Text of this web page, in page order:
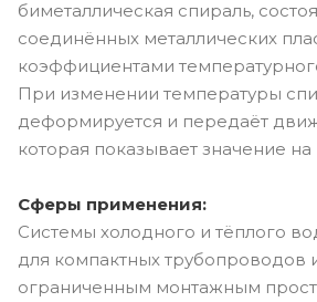
биметаллическая спираль,
соединённых металлических
коэффициентами
При изменении температуры
деформируется и передаёт
которая показывает значение
Сферы применения:
Системы холодного и тёплого
для компактных трубопроводов
ограниченным монтажным